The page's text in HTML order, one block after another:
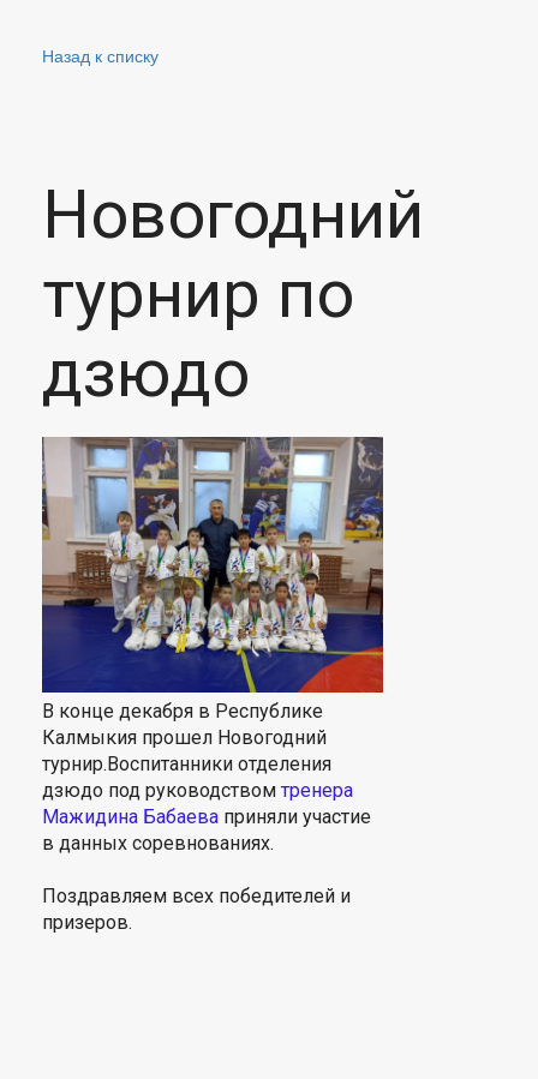
Назад к списку
Новогодний
турнир по
дзюдо
В конце декабря в Республике
Калмыкия прошел Новогодний
турнир.Воспитанники отделения
дзюдо под руководством тренера
Мажидина Бабаева приняли участие
в данных соревнованиях.
Поздравляем всех победителей и
призеров.